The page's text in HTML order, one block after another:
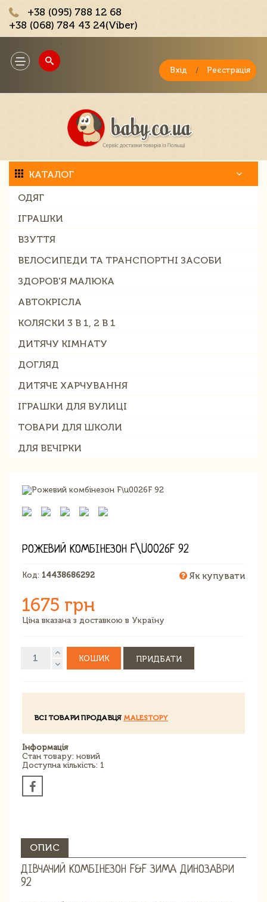
+38 (095) 788 12 68
+38 (068) 784 43 24(Viber)
Toggle
navigation
Вхід / Реєстрація
КАТАЛОГ
ОДЯГ
ІГРАШКИ
ВЗУТТЯ
ВЕЛОСИПЕДИ ТА ТРАНСПОРТНІ ЗАСОБИ
ЗДОРОВ'Я МАЛЮКА
АВТОКРІСЛА
КОЛЯСКИ 3 В 1, 2 В 1
ДИТЯЧУ КІМНАТУ
ДОГЛЯД
ДИТЯЧЕ ХАРЧУВАННЯ
ІГРАШКИ ДЛЯ ВУЛИЦІ
ТОВАРИ ДЛЯ ШКОЛИ
ДЛЯ ВЕЧІРКИ
РОЖЕВИЙ КОМБІНЕЗОН F\U0026F 92
Код: 14438686292 Як купувати
1675 грн
Ціна вказана з доставкою в Україну
КОШИК ПРИДБАТИ
ВСІ ТОВАРИ ПРОДАВЦЯ MALESTOPY
Інформація
Стан товару: новий
Доступна кількість: 1
ОПИС
ДІВЧАЧИЙ КОМБІНЕЗОН F&F ЗИМА ДИНОЗАВРИ
92